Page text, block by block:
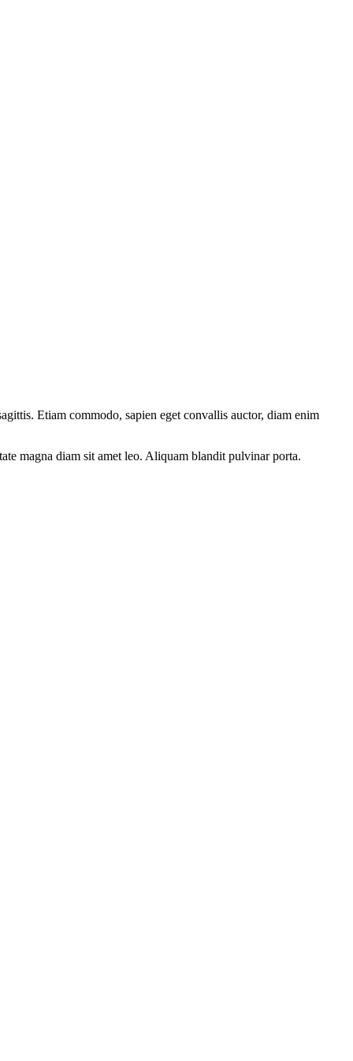
Etiam commodo, sapien eget convallis auctor, diam enim
magna diam sit amet leo. Aliquam blandit pulvinar porta.